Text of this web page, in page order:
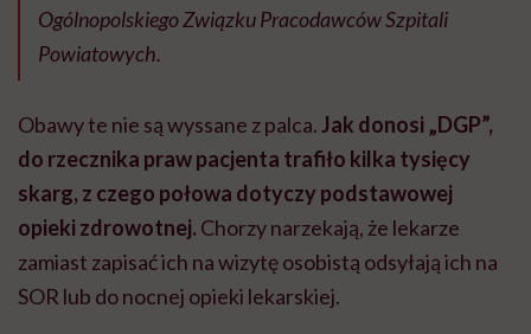
Ogólnopolskiego Związku Pracodawców Szpitali
Powiatowych.
Obawy te nie są wyssane z palca.Jak donosi „DGP”,
do rzecznika praw pacjenta trafiło kilka tysięcy
skarg, z czego połowa dotyczy podstawowej
opieki zdrowotnej. Chorzy narzekają, że lekarze
zamiast zapisać ich na wizytę osobistą odsyłają ich na
SOR lub do nocnej opieki lekarskiej.